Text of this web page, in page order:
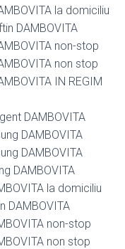
la domiciliu
DAMBOVITA
non-stop
non stop
IN REGIM
DAMBOVITA
DAMBOVITA
DAMBOVITA
DAMBOVITA
la domiciliu
DAMBOVITA
non-stop
non stop